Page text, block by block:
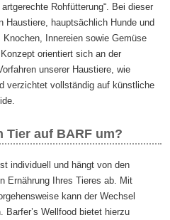
Rohfütterung“. Bei dieser
Haustiere, hauptsächlich Hunde und
Innereien sowie Gemüse
orientiert sich an der
unserer Haustiere, wie
verzichtet vollständig auf künstliche
Tier auf BARF um?
individuell und hängt von den
Ernährung Ihres Tieres ab. Mit
kann der Wechsel
Barfer’s Wellfood bietet hierzu